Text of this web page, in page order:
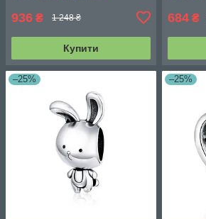
936 ₴ 1 248 ₴
Купити
684 ₴
–25% –25%